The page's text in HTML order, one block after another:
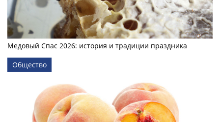
Медовый Спас 2026: история и традиции праздника
Общество